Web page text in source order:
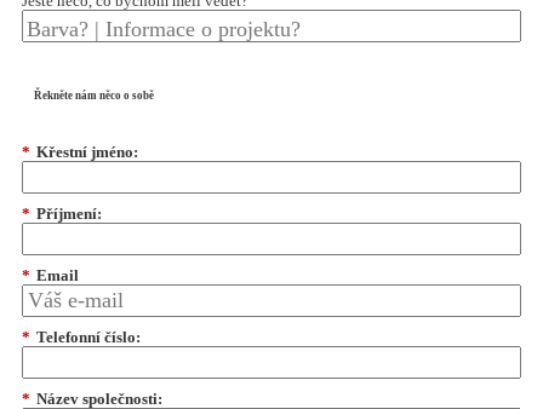
Řekněte nám něco o sobě
* Křestní jméno:
* Příjmení:
* Email
* Telefonní číslo:
* Název společnosti: